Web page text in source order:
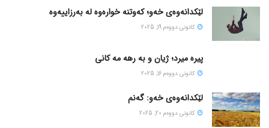
لێکدانەوەی خەو؛ کەوتنە خوارەوە لە بەرزاییەوە
كانونی دووه‌م 19, 2025
پیره میرد؛ ژیان و به رهه مه کانی
كانونی دووه‌م 16, 2025
لێکدانەوەی خەو: گەنم
كانونی دووه‌م 20, 2025